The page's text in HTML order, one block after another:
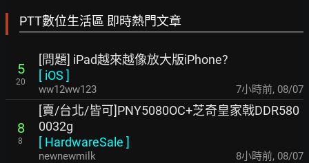
PTT數位生活區 即時熱門文章
5
20
[問題] iPad越來越像放大版iPhone?
[ iOS ]
ww12ww123 7小時前, 08/07
8
8
[賣/台北/皆可]PNY5080OC+芝奇皇家戟DDR580
0032g
[ HardwareSale ]
newnewmilk 8小時前, 08/07